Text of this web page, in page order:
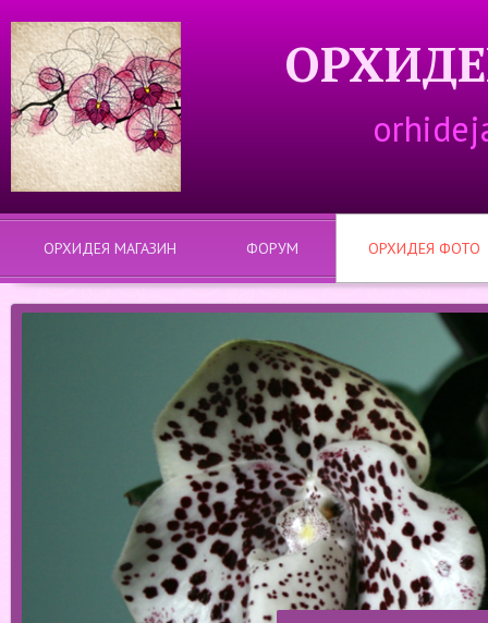
ОРХИДЕЯ МАГАЗИН ФОРУМ ОРХИДЕЯ ФОТО